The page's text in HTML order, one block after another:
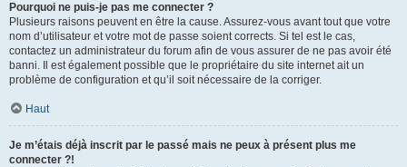
Pourquoi ne puis-je pas me connecter ?
Plusieurs raisons peuvent en être la cause. Assurez-vous avant tout que votre
nom d’utilisateur et votre mot de passe soient corrects. Si tel est le cas,
contactez un administrateur du forum afin de vous assurer de ne pas avoir été
banni. Il est également possible que le propriétaire du site internet ait un
problème de configuration et qu’il soit nécessaire de la corriger.
Haut
Je m’étais déjà inscrit par le passé mais ne peux à présent plus me
connecter ?!